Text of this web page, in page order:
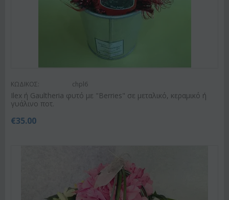
ΚΩΔΙΚΟΣ: chpl6
Ilex ή Gaultheria φυτό με "Berries" σε μεταλικό, κεραμικό ή
γυάλινο ποτ.
€35.00